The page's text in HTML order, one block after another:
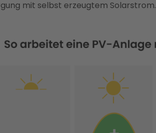
mit selbst erzeugtem Solarstrom.